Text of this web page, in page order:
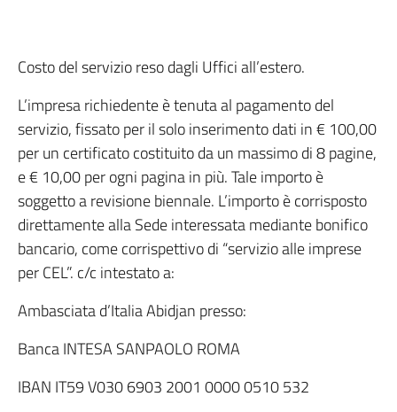
Costo del servizio reso dagli Uffici all’estero.
L’impresa richiedente è tenuta al pagamento del
servizio, fissato per il solo inserimento dati in € 100,00
per un certificato costituito da un massimo di 8 pagine,
e € 10,00 per ogni pagina in più. Tale importo è
soggetto a revisione biennale. L’importo è corrisposto
direttamente alla Sede interessata mediante bonifico
bancario, come corrispettivo di “servizio alle imprese
per CEL”. c/c intestato a:
Ambasciata d’Italia Abidjan presso:
Banca INTESA SANPAOLO ROMA
IBAN IT59 V030 6903 2001 0000 0510 532